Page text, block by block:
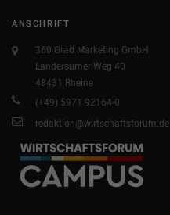
ANSCHRIFT
360 Grad Marketing GmbH
Landersumer Weg 40
48431 Rheine
(+49) 5971 92164-0
redaktion@wirtschaftsforum.de